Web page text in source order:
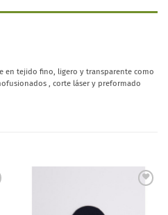
en tejido fino, ligero y transparente como
, corte láser y preformado